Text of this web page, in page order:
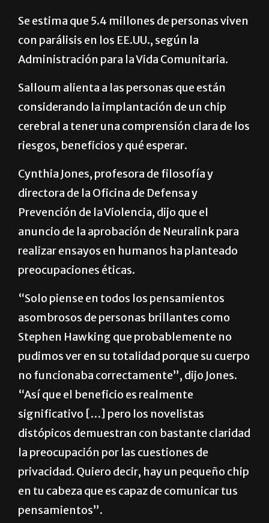
Se estima que 5.4 millones de personas viven
con parálisis en los EE.UU., según la
Administración para la Vida Comunitaria.
Salloum alienta a las personas que están
considerando la implantación de un chip
cerebral a tener una comprensión clara de los
riesgos, beneficios y qué esperar.
Cynthia Jones, profesora de filosofía y
directora de la Oficina de Defensa y
Prevención de la Violencia, dijo que el
anuncio de la aprobación de Neuralink para
realizar ensayos en humanos ha planteado
preocupaciones éticas.
“Solo piense en todos los pensamientos
asombrosos de personas brillantes como
Stephen Hawking que probablemente no
pudimos ver en su totalidad porque su cuerpo
no funcionaba correctamente”, dijo Jones.
“Así que el beneficio es realmente
significativo […] pero los novelistas
distópicos demuestran con bastante claridad
la preocupación por las cuestiones de
privacidad. Quiero decir, hay un pequeño chip
en tu cabeza que es capaz de comunicar tus
pensamientos”.